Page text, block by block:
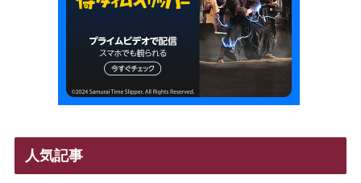
人気記事